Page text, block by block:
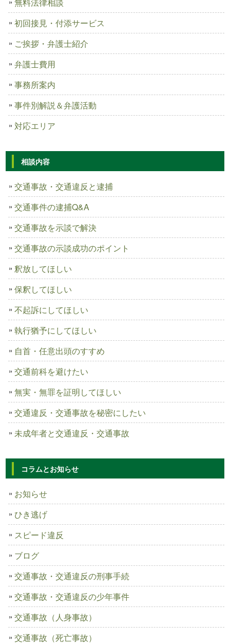
初回接見・付添サービス
ご挨拶・弁護士紹介
弁護士費用
事務所案内
事件別解説＆弁護活動
対応エリア
相談内容
交通事故・交通違反と逮捕
交通事件の逮捕Q&A
交通事故を示談で解決
交通事故の示談成功のポイント
釈放してほしい
保釈してほしい
不起訴にしてほしい
執行猶予にしてほしい
自首・任意出頭のすすめ
交通前科を避けたい
無実・無罪を証明してほしい
交通違反・交通事故を秘密にしたい
未成年者と交通違反・交通事故
コラムとお知らせ
お知らせ
ひき逃げ
スピード違反
ブログ
交通事故・交通違反の刑事手続
交通事故・交通違反の少年事件
交通事故（人身事故）
交通事故（死亡事故）